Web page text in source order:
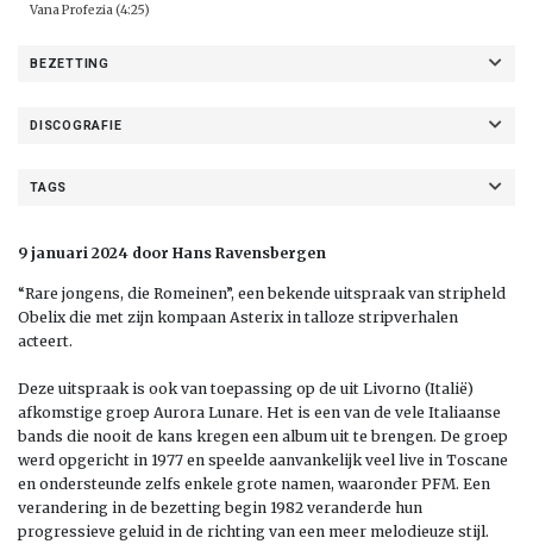
Vana Profezia (4:25)
BEZETTING
DISCOGRAFIE
TAGS
9 januari 2024 door Hans Ravensbergen
“Rare jongens, die Romeinen”, een bekende uitspraak van stripheld
Obelix die met zijn kompaan Asterix in talloze stripverhalen
acteert.
Deze uitspraak is ook van toepassing op de uit Livorno (Italië)
afkomstige groep Aurora Lunare. Het is een van de vele Italiaanse
bands die nooit de kans kregen een album uit te brengen. De groep
werd opgericht in 1977 en speelde aanvankelijk veel live in Toscane
en ondersteunde zelfs enkele grote namen, waaronder PFM. Een
verandering in de bezetting begin 1982 veranderde hun
progressieve geluid in de richting van een meer melodieuze stijl.